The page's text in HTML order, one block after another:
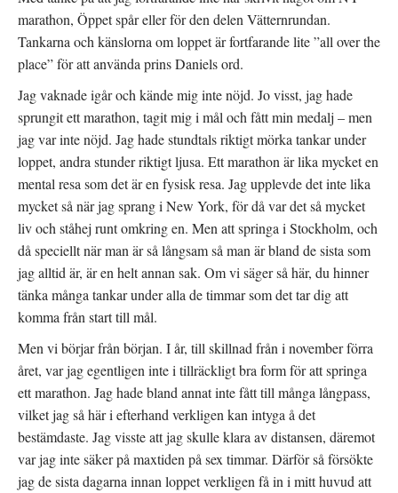
s
i
t
n
t
ö
n
s
e
r
)
f
ö
n
t
)
p
a
i
t
y
t
f
ö
n
s
t
e
r
)
marathon, Öppet spår eller för den delen Vätternrundan.
Tankarna och känslorna om loppet är fortfarande lite ”all over the
place” för att använda prins Daniels ord.
Jag vaknade igår och kände mig inte nöjd. Jo visst, jag hade
sprungit ett marathon, tagit mig i mål och fått min medalj – men
jag var inte nöjd. Jag hade stundtals riktigt mörka tankar under
loppet, andra stunder riktigt ljusa. Ett marathon är lika mycket en
mental resa som det är en fysisk resa. Jag upplevde det inte lika
mycket så när jag sprang i New York, för då var det så mycket
liv och ståhej runt omkring en. Men att springa i Stockholm, och
då speciellt när man är så långsam så man är bland de sista som
jag alltid är, är en helt annan sak. Om vi säger så här, du hinner
tänka många tankar under alla de timmar som det tar dig att
komma från start till mål.
Men vi börjar från början. I år, till skillnad från i november förra
året, var jag egentligen inte i tillräckligt bra form för att springa
ett marathon. Jag hade bland annat inte fått till många långpass,
vilket jag så här i efterhand verkligen kan intyga å det
bestämdaste. Jag visste att jag skulle klara av distansen, däremot
var jag inte säker på maxtiden på sex timmar. Därför så försökte
jag de sista dagarna innan loppet verkligen få in i mitt huvud att